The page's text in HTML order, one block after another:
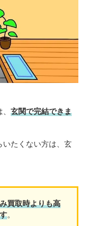
玄関で完結できま
いたくない方は、玄
買取時よりも高
。